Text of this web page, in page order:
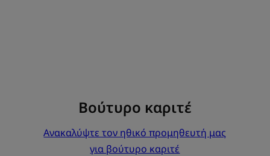
Βούτυρο καριτέ
Ανακαλύψτε τον ηθικό προμηθευτή μας
για βούτυρο καριτέ